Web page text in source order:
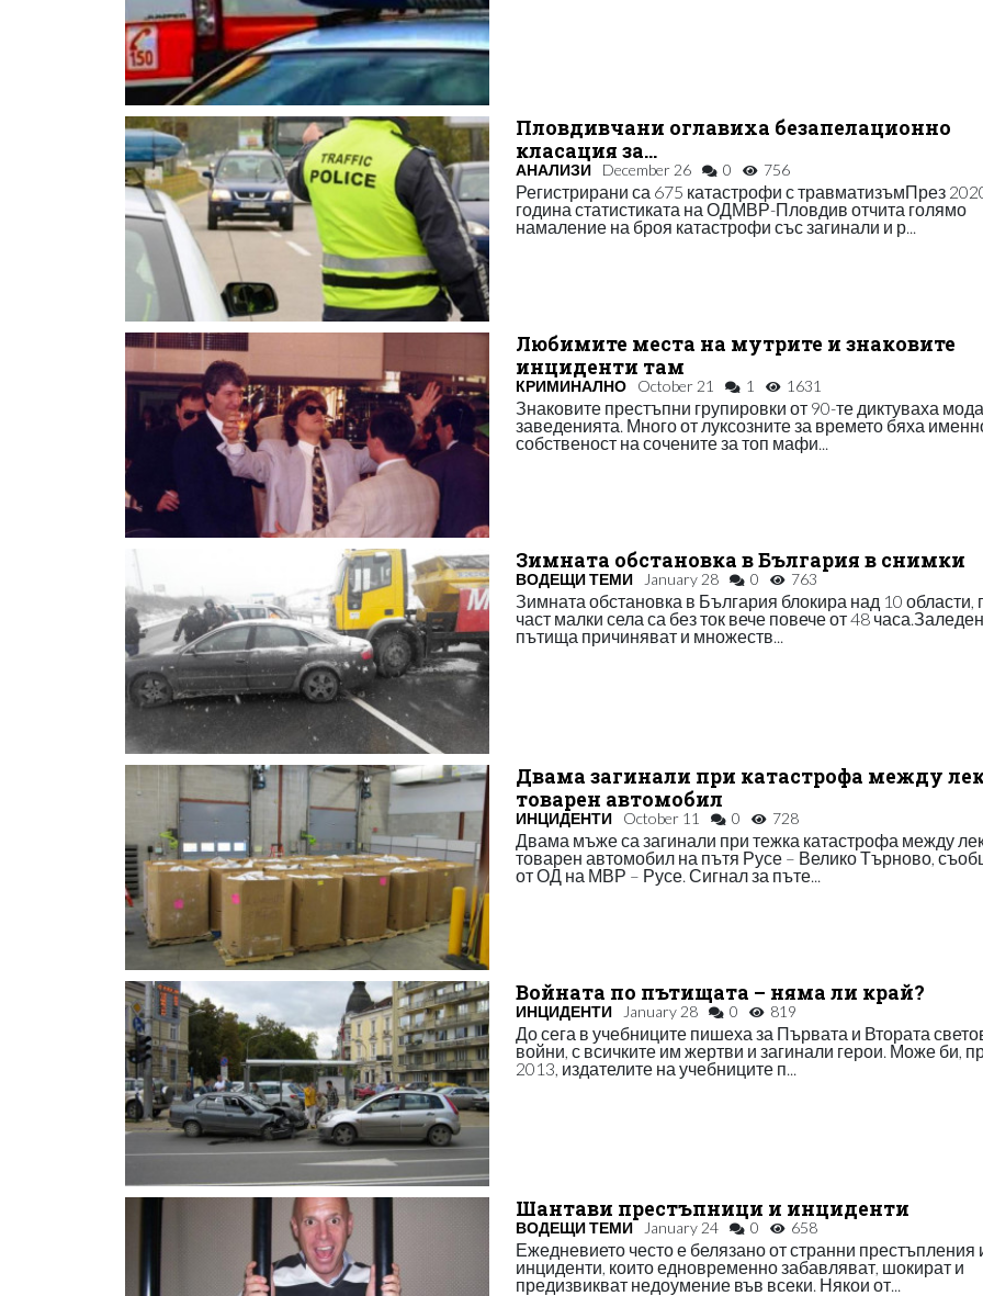
Пловдивчани оглавиха безапелационно
класация за…
АНАЛИЗИ December 26 0 756
Регистрирани са 675 катастрофи с травматизъмПрез
година статистиката на ОДМВР-Пловдив отчита голямо
намаление на броя катастрофи със загинали и р...
Любимите места на мутрите и знаковите
инциденти там
КРИМИНАЛНО October 21 1 1631
Знаковите престъпни групировки от 90-те диктуваха
заведенията. Много от луксозните за времето бяха
собственост на сочените за топ мафи...
Зимната обстановка в България в снимки
ВОДЕЩИ ТЕМИ January 28 0 763
Зимната обстановка в България блокира над 10 области,
част малки села са без ток вече повече от 48
пътища причиняват и множеств...
Двама загинали при катастрофа между
товарен автомобил
ИНЦИДЕНТИ October 11 0 728
Двама мъже са загинали при тежка катастрофа между
товарен автомобил на пътя Русе – Велико Търново,
от ОД на МВР – Русе. Сигнал за пъте...
Войната по пътищата – няма ли край?
ИНЦИДЕНТИ January 28 0 819
До сега в учебниците пишеха за Първата и Втората
войни, с всичките им жертви и загинали герои. Може би,
2013, издателите на учебниците п...
Шантави престъпници и инциденти
ВОДЕЩИ ТЕМИ January 24 0 658
Ежедневието често е белязано от странни престъпления
инциденти, които едновременно забавляват, шокират и
предизвикват недоумение във всеки. Някои от...